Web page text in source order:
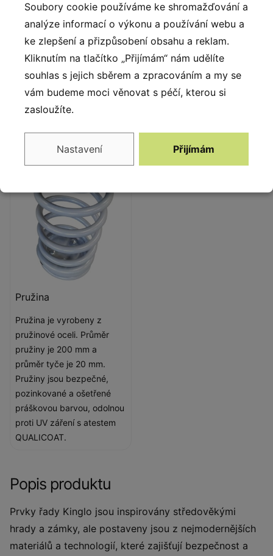
Nerezová ocel
Prvky z nerezové oceli
AISI304 zcela odolné vůči
Okenní vitráže
Okenní vitráže z LDPE s
Pružina
Pružina je vyrobeny z
pružinové oceli. Průměr
pružiny je 200 mm a
průměr tyče je 20 mm.
Pružiny jsou bezpečné,
pozinkované a ošetřené
práškovou barvou, odolnou
proti UV záření s atestem
QUALICOAT.
Popis produktu
Prvky řady Kinglo jsou inspirovány středověkými
hrady a zámky, ale postaveny jsou z nejmodernějších
materiálů a technologií, které zajišťují bezpečnost a
Soubory cookie používáme ke shromažďování a
analýze informací o výkonu a používání webu a
ke zlepšení a přizpůsobení obsahu a reklam.
Kliknutím na tlačítko „Přijímám“ nám udělíte
souhlas s jejich sběrem a zpracováním a my se
vám budeme moci věnovat s péčí, kterou si
zasloužíte.
Nastavení Přijímám